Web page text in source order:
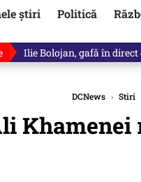
știri Politică
Ilie Bolojan, gafă în
DCNews › Stiri
Khamenei